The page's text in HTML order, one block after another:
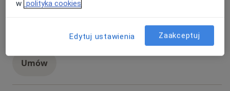
89 opinii
Umów
w polityka cookies
Edytuj ustawienia Zaakceptuj